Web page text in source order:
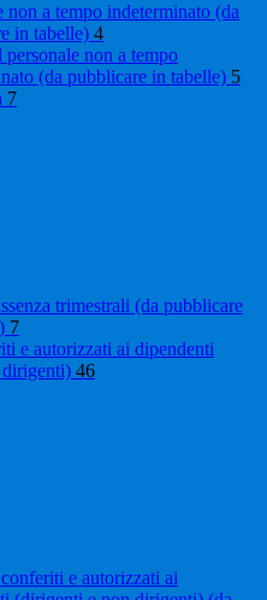
non a tempo indeterminato (da
in tabelle) 4
personale non a tempo
(da pubblicare in tabelle) 5
7
trimestrali (da pubblicare
7
e autorizzati ai dipendenti
46
e autorizzati ai